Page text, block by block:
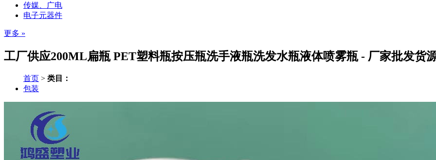
传媒、广电
电子元器件
更多 »
工厂供应200ML扁瓶 PET塑料瓶按压瓶洗手液瓶洗发水瓶液体喷雾瓶 - 厂家批发货
首页 > 类目：
包装